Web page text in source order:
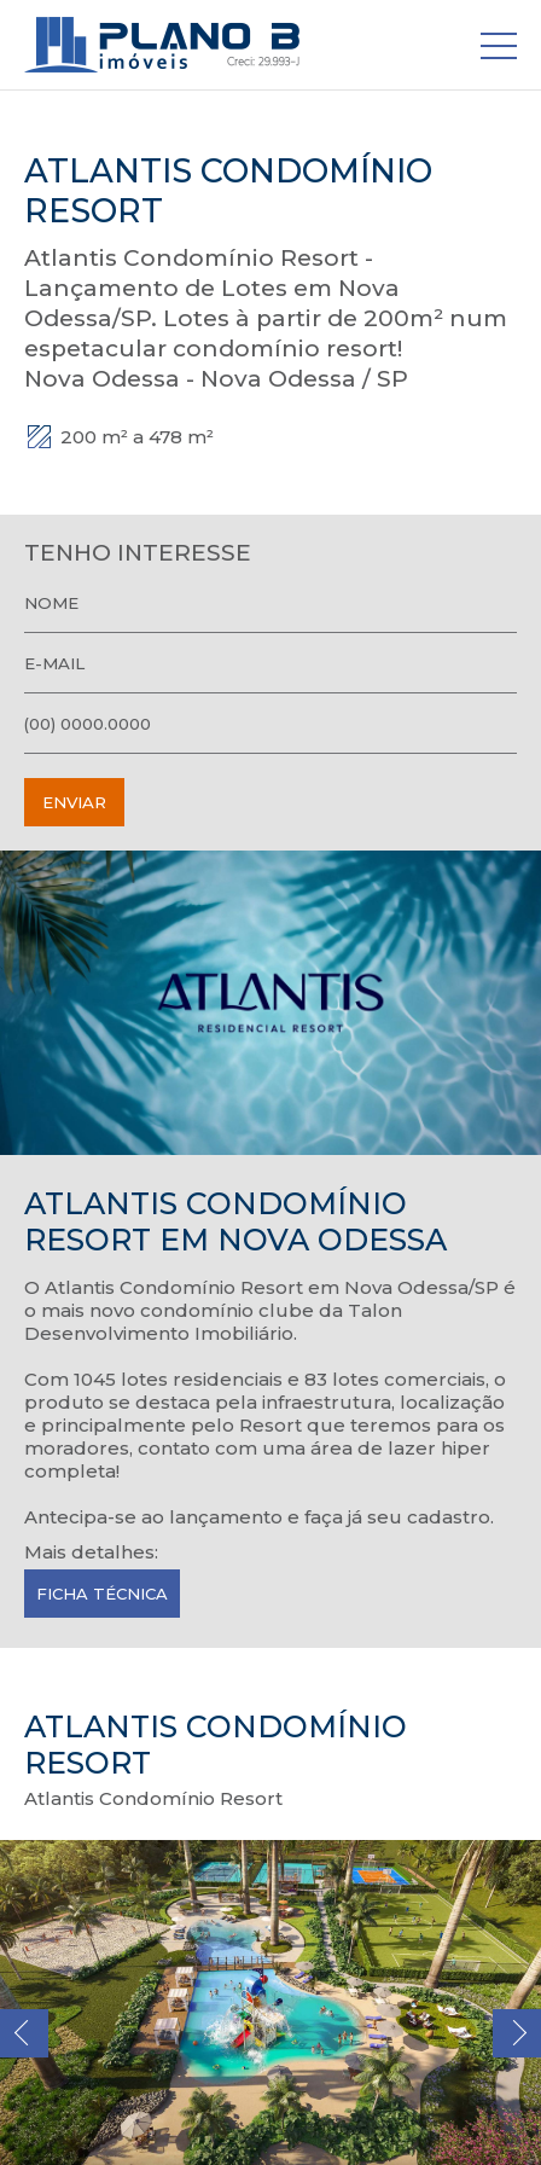
ATLANTIS CONDOMÍNIO
RESORT
Atlantis Condomínio Resort -
Lançamento de Lotes em Nova
Odessa/SP. Lotes à partir de 200m² num
espetacular condomínio resort!
Nova Odessa - Nova Odessa / SP
200 m² a 478 m²
TENHO INTERESSE
ATLANTIS CONDOMÍNIO
RESORT EM NOVA ODESSA
O Atlantis Condomínio Resort em Nova Odessa/SP é
o mais novo condomínio clube da Talon
Desenvolvimento Imobiliário.
Com 1045 lotes residenciais e 83 lotes comerciais, o
produto se destaca pela infraestrutura, localização
e principalmente pelo Resort que teremos para os
moradores, contato com uma área de lazer hiper
completa!
Antecipa-se ao lançamento e faça já seu cadastro.
Mais detalhes:
FICHA TÉCNICA
ATLANTIS CONDOMÍNIO
RESORT
Atlantis Condomínio Resort